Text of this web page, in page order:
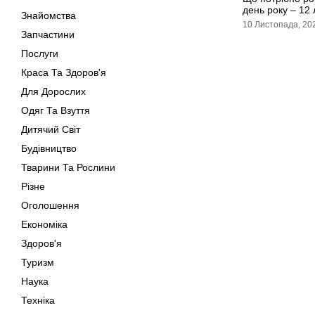
Знайомства
Запчастини
Послуги
Краса Та Здоров'я
Для Дорослих
Одяг Та Взуття
Дитячий Світ
Будівництво
Тварини Та Рослини
Різне
Оголошення
Економіка
Здоров'я
Туризм
Наука
Техніка
день року – 12
10 Листопада,